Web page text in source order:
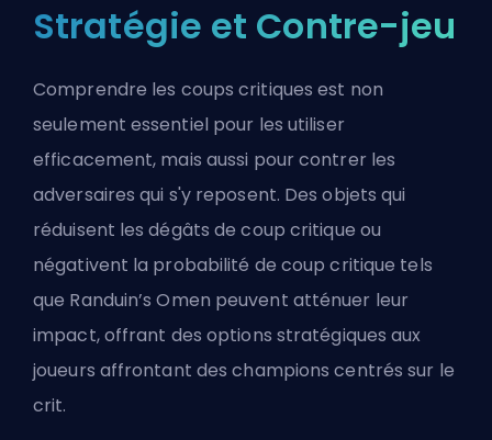
Stratégie et Contre-jeu
Comprendre les coups critiques est non
seulement essentiel pour les utiliser
efficacement, mais aussi pour contrer les
adversaires qui s'y reposent. Des objets qui
réduisent les dégâts de coup critique ou
négativent la probabilité de coup critique tels
que Randuin’s Omen peuvent atténuer leur
impact, offrant des options stratégiques aux
joueurs affrontant des champions centrés sur le
crit.